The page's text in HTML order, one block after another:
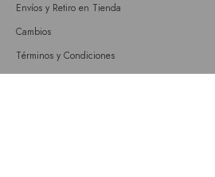
Envíos y Retiro en Tienda
Cambios
Términos y Condiciones